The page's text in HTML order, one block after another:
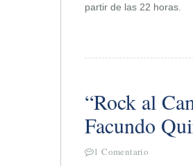
partir de las 22 horas.
“Rock al
Facundo
1 Comentario